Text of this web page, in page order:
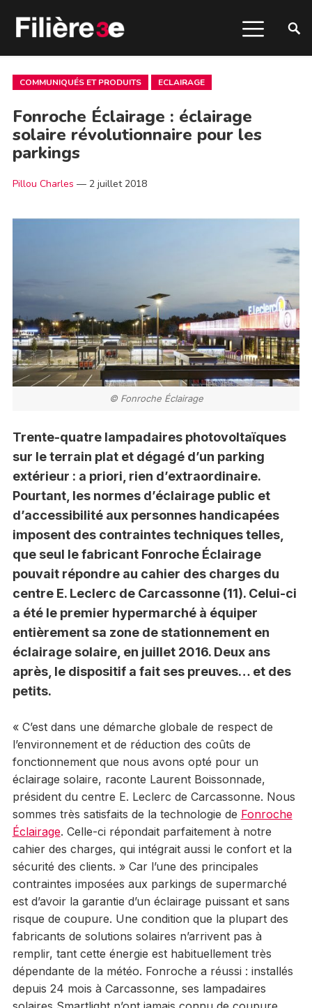
COMMUNIQUÉS ET PRODUITS ECLAIRAGE
Fonroche Éclairage : éclairage
solaire révolutionnaire pour les
parkings
Pillou Charles — 2 juillet 2018
© Fonroche Éclairage
Trente-quatre lampadaires photovoltaïques
sur le terrain plat et dégagé d’un parking
extérieur : a priori, rien d’extraordinaire.
Pourtant, les normes d’éclairage public et
d’accessibilité aux personnes handicapées
imposent des contraintes techniques telles,
que seul le fabricant Fonroche Éclairage
pouvait répondre au cahier des charges du
centre E. Leclerc de Carcassonne (11). Celui-ci
a été le premier hypermarché à équiper
entièrement sa zone de stationnement en
éclairage solaire, en juillet 2016. Deux ans
après, le dispositif a fait ses preuves… et des
petits.
« C’est dans une démarche globale de respect de
l’environnement et de réduction des coûts de
fonctionnement que nous avons opté pour un
éclairage solaire, raconte Laurent Boissonnade,
président du centre E. Leclerc de Carcassonne. Nous
sommes très satisfaits de la technologie de Fonroche
Éclairage. Celle-ci répondait parfaitement à notre
cahier des charges, qui intégrait aussi le confort et la
sécurité des clients. » Car l’une des principales
contraintes imposées aux parkings de supermarché
est d’avoir la garantie d’un éclairage puissant et sans
risque de coupure. Une condition que la plupart des
fabricants de solutions solaires n’arrivent pas à
remplir, tant cette énergie est habituellement très
dépendante de la météo. Fonroche a réussi : installés
depuis 24 mois à Carcassonne, ses lampadaires